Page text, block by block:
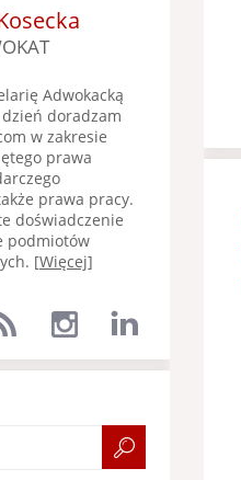
Adwokacką
doradzam
w zakresie
prawa
prawa pracy.
doświadczenie
podmiotów
[Więcej]